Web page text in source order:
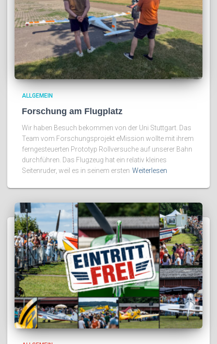
ALLGEMEIN
Forschung am Flugplatz
Wir haben Besuch bekommen von der Uni Stuttgart. Das
Team vom Forschungsprojekt eMission wollte mit ihrem
ferngesteuerten Prototyp Rollversuche auf unserer Bahn
durchführen. Das Flugzeug hat ein relativ kleines
Seitenruder, weil es in seinem ersten Weiterlesen